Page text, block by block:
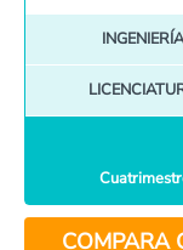
COMPARA